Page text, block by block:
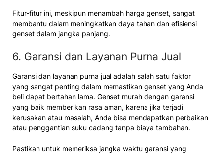
Fitur-fitur ini, meskipun menambah harga genset, sangat
membantu dalam meningkatkan daya tahan dan efisiensi
genset dalam jangka panjang.
6. Garansi dan Layanan Purna Jual
Garansi dan layanan purna jual adalah salah satu faktor
yang sangat penting dalam memastikan genset yang Anda
beli dapat bertahan lama. Genset murah dengan garansi
yang baik memberikan rasa aman, karena jika terjadi
kerusakan atau masalah, Anda bisa mendapatkan perbaikan
atau penggantian suku cadang tanpa biaya tambahan.
Pastikan untuk memeriksa jangka waktu garansi yang